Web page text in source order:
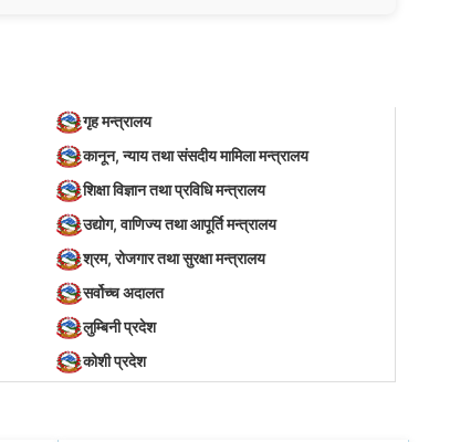
गृह मन्त्रालय
कानून, न्याय तथा संसदीय मामिला मन्त्रालय
शिक्षा विज्ञान तथा प्रविधि मन्त्रालय
उद्योग, वाणिज्य तथा आपूर्ति मन्त्रालय
श्रम, रोजगार तथा सुरक्षा मन्त्रालय
सर्वोच्च अदालत
लुम्बिनी प्रदेश
कोशी प्रदेश